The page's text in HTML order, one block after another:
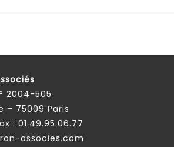
2004-505
– 75009 Paris
: 01.49.95.06.77
associes.com